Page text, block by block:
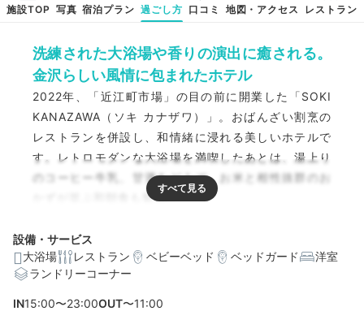
施設TOP 写真 宿泊プラン 過ごし方 口コミ 地図・アクセス レストラン
洗練された大浴場や香りの演出に癒される。
金沢らしい風情に包まれたホテル
2022年、「近江町市場」の目の前に開業した「SOKI
KANAZAWA（ソキ カナザワ）」。おばんざい割烹の
レストランを併設し、和情緒に浸れる美しいホテルで
す。レトロモダンな大浴場を満喫したあとは、湯上り
のコーヒー牛乳、甘酒をどうぞ。お米と相性抜群のお
かずが並ぶ和朝食も魅力！
編集部おすすめの３つのポイント
設備・サービス
大浴場
レストラン ベビーベッド ベッドガード
洋室
ランドリーコーナー
IN15:00〜23:00OUT〜11:00